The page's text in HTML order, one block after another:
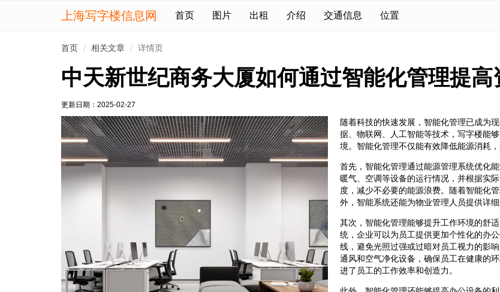
上海写字楼信息网 首页 图片 出租 介绍 交通信息 位置
首页 相关文章 详情页
中天新世纪商务大厦如何通过智能化管理提
更新日期： 2025-02-27
随着科技的快速发展，智能化管理已成为
据、物联网、人工智能等技术，写字楼能
境。智能化管理不仅能有效降低能源消耗
首先，智能化管理通过能源管理系统优化
暖气、空调等设备的运行情况，并根据实
度，减少不必要的能源浪费。随着智能化
外，智能系统还能为物业管理人员提供详
其次，智能化管理能够提升工作环境的舒
统，企业可以为员工提供更加个性化的办
线，避免光照过强或过暗对员工视力的影
通风和空气净化设备，确保员工在健康的
进了员工的工作效率和创造力。